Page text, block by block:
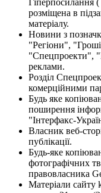
розміщена в
матеріалу.
Новини з
"Регіони",
"Спецпроекти",
реклами.
Розділ
комерційними
Будь яке
поширення
"Інтерфакс-
Власник веб-
публікації.
Будь-яке
фотографічних
правовласника
Матеріали сайту